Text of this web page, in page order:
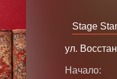
Stage
ул.
Начало: